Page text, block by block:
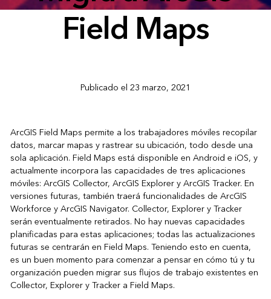
Field Maps
Publicado el 23 marzo, 2021
ArcGIS Field Maps permite a los trabajadores móviles recopilar
datos, marcar mapas y rastrear su ubicación, todo desde una
sola aplicación. Field Maps está disponible en Android e iOS, y
actualmente incorpora las capacidades de tres aplicaciones
móviles: ArcGIS Collector, ArcGIS Explorer y ArcGIS Tracker. En
versiones futuras, también traerá funcionalidades de ArcGIS
Workforce y ArcGIS Navigator. Collector, Explorer y Tracker
serán eventualmente retirados. No hay nuevas capacidades
planificadas para estas aplicaciones; todas las actualizaciones
futuras se centrarán en Field Maps. Teniendo esto en cuenta,
es un buen momento para comenzar a pensar en cómo tú y tu
organización pueden migrar sus flujos de trabajo existentes en
Collector, Explorer y Tracker a Field Maps.